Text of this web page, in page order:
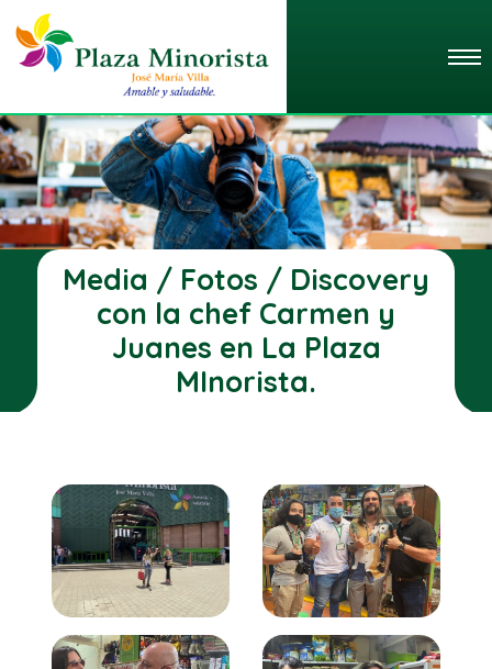
Media / Fotos / Discovery
con la chef Carmen y
Juanes en La Plaza
MInorista.